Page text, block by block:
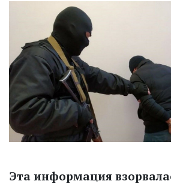
Эта информация